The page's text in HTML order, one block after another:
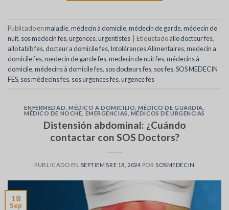
Publicado enmaladie,médecin à domicile,médecin de garde,médecin de
nuit, sos medecin fes,urgences,urgentistes Etiquetadoallo docteur fes,
allo tabib fes, docteur a domicile fes, Intolérances Alimentaires,medecin a
domicile fes,medecin de garde fes,medecin de nuit fes,médecins à
domicile,médecins à domicile fes, sos docteurs fes, sos fes,SOS MEDECIN
FES, sos médecins fes, sos urgences fes,urgence fes
ENFERMEDAD ,MÉDICO A DOMICILIO ,MÉDICO DE GUARDIA
MÉDICO DE NOCHE EMERGENCIAS MÉDICOS DE URGENCIAS
Distensión abdominal: ¿Cuándo
contactar con SOS Doctors?
PUBLICADO EN SEPTIEMBRE 18, 2024 POR SOSMEDECIN
18
Sep